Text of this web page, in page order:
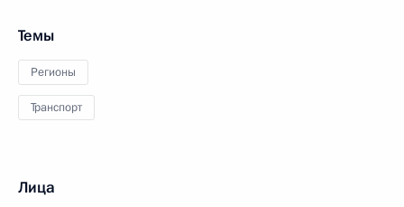
Темы
Регионы
Транспорт
Лица